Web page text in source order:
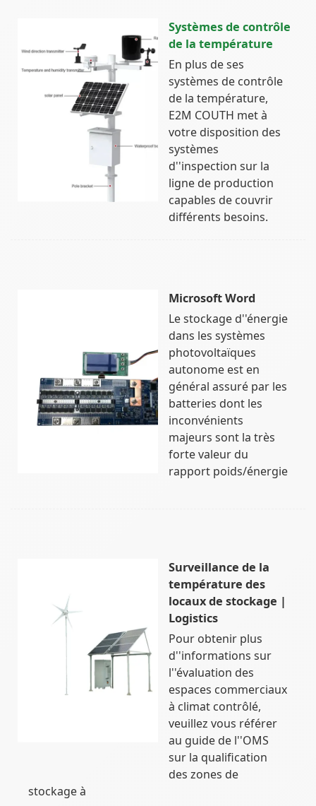
Systèmes de contrôle
de la température
En plus de ses
systèmes de contrôle
de la température,
E2M COUTH met à
votre disposition des
systèmes
d''inspection sur la
ligne de production
capables de couvrir
différents besoins.
Microsoft Word
Le stockage d''énergie
dans les systèmes
photovoltaïques
autonome est en
général assuré par les
batteries dont les
inconvénients
majeurs sont la très
forte valeur du
rapport poids/énergie
Surveillance de la
température des
locaux de stockage |
Logistics
Pour obtenir plus
d''informations sur
l''évaluation des
espaces commerciaux
à climat contrôlé,
veuillez vous référer
au guide de l''OMS
sur la qualification
des zones de
stockage à